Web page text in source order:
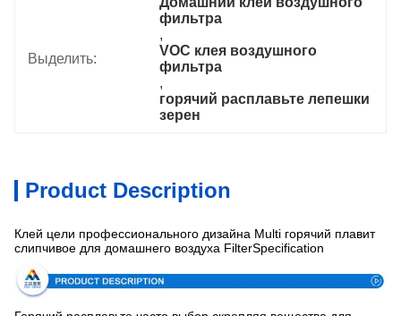
Выделить:
фильтра
,
VOC клея воздушного
фильтра
,
горячий расплавьте лепешки
зерен
Product Description
Клей цели профессионального дизайна Multi горячий плавит
слипчивое для домашнего воздуха FilterSpecification